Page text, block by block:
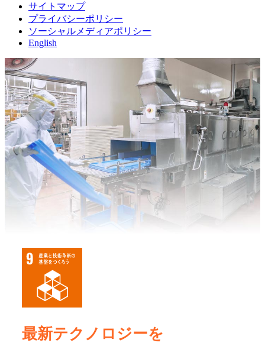
サイトマップ
プライバシーポリシー
ソーシャルメディアポリシー
English
最新テクノロジーを